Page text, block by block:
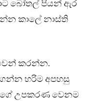
බෝතල් පියන් ඇර
කාලේ නාස්ති
කරන්න.
හරිම අපහසු
උපකරණ වෙනම